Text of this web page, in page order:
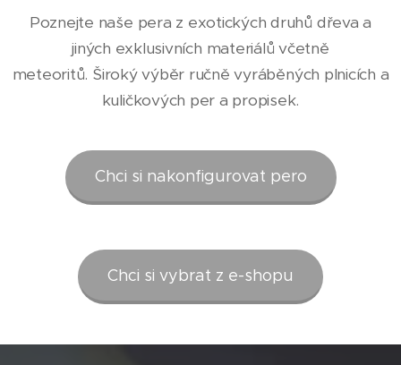
Poznejte naše pera z exotických druhů dřeva a
jiných exklusivních materiálů včetně
meteoritů. Široký výběr ručně vyráběných plnicích a
kuličkových per a propisek.
Chci si nakonfigurovat pero
Chci si vybrat z e-shopu